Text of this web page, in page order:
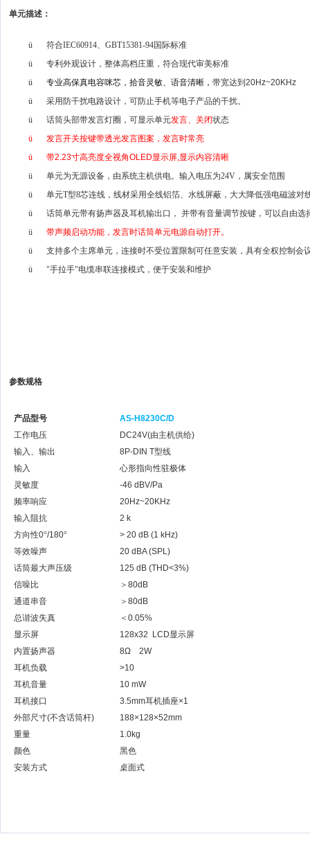
单元描述：
ü
符合IEC60914、GBT15381-94国际标准
ü
专利外观设计，整体高档庄重，符合现代审美标准
ü
专业高保真电容咪芯，拾音灵敏、语音清晰， 带宽达到 20Hz~20KHz
ü
采用防干扰电路设计，可防止手机等电子产品的干扰。
ü
话筒头部带发言灯圈，可显示单元发言、关闭状态
ü
发言开关按键带透光发言图案，发言时常亮
ü
带2.23寸高亮度全视角OLED显示屏,显示内容清晰
ü
单元为无源设备，由系统主机供电。输入电压为24V，属安全范围
ü
单元T型8芯连线，线材采用全线铝箔、水线屏蔽，大大降低强电磁波对
ü
话筒单元带有扬声器及耳机输出口， 并带有音量调节按键，可以自由选
ü
带声频启动功能，发言时话筒单元电源自动打开。
ü
支持多个主席单元，连接时不受位置限制可任意安装，具有全权控制会
ü
"手拉手"电缆串联连接模式，便于安装和维护
参数规格
产品型号
AS-H8230C/D
工作电压
DC24V(由主机供给)
输入、输出
8P-DIN T型线
输入
心形指向性驻极体
灵敏度
-46 dBV/Pa
频率响应
20Hz~20KHz
输入阻抗
2 k
方向性0°/180°
> 20 dB (1 kHz)
等效噪声
20 dBA (SPL)
话筒最大声压级
125 dB (THD<3%)
信噪比
＞ 80dB
通道串音
＞ 80dB
总谐波失真
＜ 0.05%
显示屏
128x32 LCD显示屏
内置扬声器
8Ω
2W
耳机负载
>10
耳机音量
10 mW
耳机接口
3.5mm耳机插座×1
外部尺寸(不含话筒杆)
188×128×52mm
重量
1.0kg
颜色
黑色
安装方式
桌面式